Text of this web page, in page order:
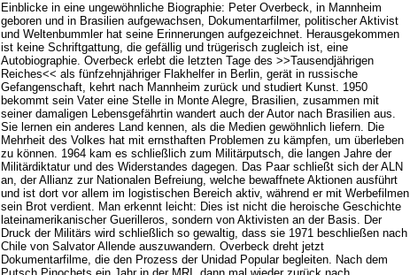
Einblicke in eine ungewöhnliche Biographie: Peter Overbeck, in Mannheim
geboren und in Brasilien aufgewachsen, Dokumentarfilmer, politischer Aktivist
und Weltenbummler hat seine Erinnerungen aufgezeichnet. Herausgekommen
ist keine Schriftgattung, die gefällig und trügerisch zugleich ist, eine
Autobiographie. Overbeck erlebt die letzten Tage des >>Tausendjährigen
Reiches<< als fünfzehnjähriger Flakhelfer in Berlin, gerät in russische
Gefangenschaft, kehrt nach Mannheim zurück und studiert Kunst. 1950
bekommt sein Vater eine Stelle in Monte Alegre, Brasilien, zusammen mit
seiner damaligen Lebensgefährtin wandert auch der Autor nach Brasilien aus.
Sie lernen ein anderes Land kennen, als die Medien gewöhnlich liefern. Die
Mehrheit des Volkes hat mit ernsthaften Problemen zu kämpfen, um überleben
zu können. 1964 kam es schließlich zum Militärputsch, die langen Jahre der
Militärdiktatur und des Widerstandes dagegen. Das Paar schließt sich der ALN
an, der Allianz zur Nationalen Befreiung, welche bewaffnete Aktionen ausführt
und ist dort vor allem im logistischen Bereich aktiv, während er mit Werbefilmen
sein Brot verdient. Man erkennt leicht: Dies ist nicht die heroische Geschichte
lateinamerikanischer Guerilleros, sondern von Aktivisten an der Basis. Der
Druck der Militärs wird schließlich so gewaltig, dass sie 1971 beschließen nach
Chile von Salvator Allende auszuwandern. Overbeck dreht jetzt
Dokumentarfilme, die den Prozess der Unidad Popular begleiten. Nach dem